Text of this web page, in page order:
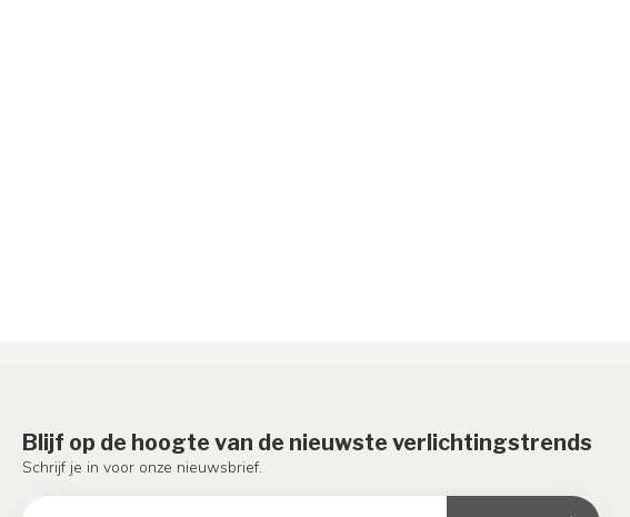
Blijf op de hoogte van de nieuwste verlichtingstrends
Schrijf je in voor onze nieuwsbrief.